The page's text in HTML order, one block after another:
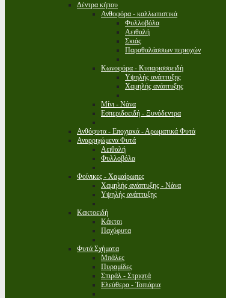
Δέντρα κήπου
Ανθοφόρα - καλλωπιστικά
Φυλλοβόλα
Αειθαλή
Σκιάς
Παραθαλάσσιων περιοχών
Κωνοφόρα - Κυπαρισσοειδή
Υψηλής ανάπτυξης
Χαμηλής ανάπτυξης
Μίνι - Νάνα
Εσπεριδοειδή - Ξυνόδεντρα
Ανθόφυτα - Εποχιακά - Αρωματικά Φυτά
Αναρριχώμενα Φυτά
Αειθαλή
Φυλλοβόλα
Φοίνικες - Χαμαίρωπες
Χαμηλής ανάπτυξης - Νάνα
Υψηλής ανάπτυξης
Κακτοειδή
Κάκτοι
Παχύφυτα
Φυτά Σχήματα
Μπάλες
Πυραμίδες
Σπιράλ - Στριφτά
Ελεύθερα - Τοπιάρια